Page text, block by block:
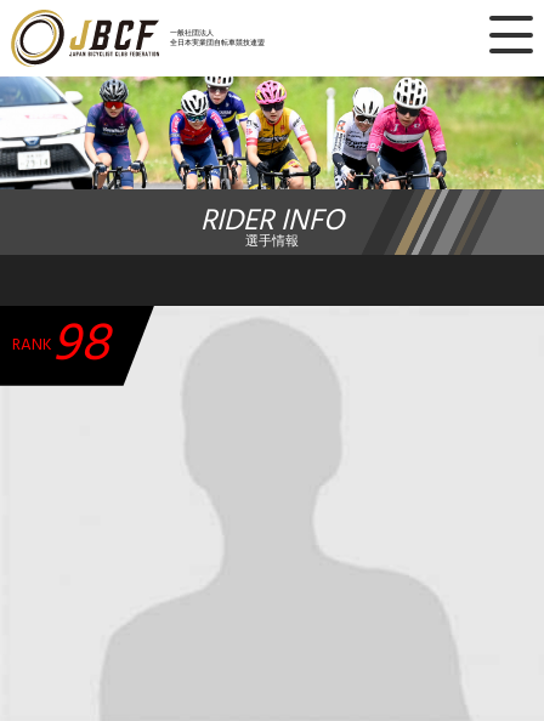
一般社団法人
全日本実業団自転車競技連盟
×
ニュース
レース日程
ランキング
チーム・選手
加盟・登録
エントリー
JBCF ROAD SERIESとは
RIDER INFO
選手情報
RANK98